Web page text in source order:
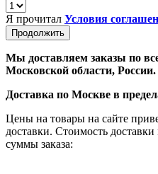
Я прочитал Условия
Продолжить
Мы доставляем заказы по
Московской области, России.
Доставка по Москве в
Цены на товары на сайте
доставки. Стоимость
суммы заказа: